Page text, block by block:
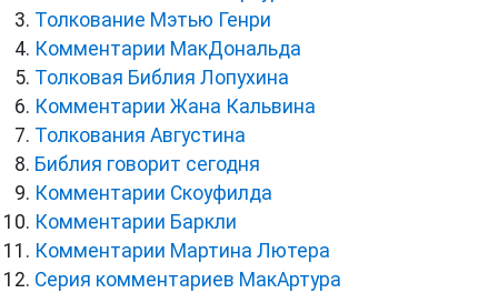
Толкование Мэтью Генри
Комментарии МакДональда
Толковая Библия Лопухина
Комментарии Жана Кальвина
Толкования Августина
Библия говорит сегодня
Комментарии Скоуфилда
Комментарии Баркли
Комментарии Мартина Лютера
Серия комментариев МакАртура